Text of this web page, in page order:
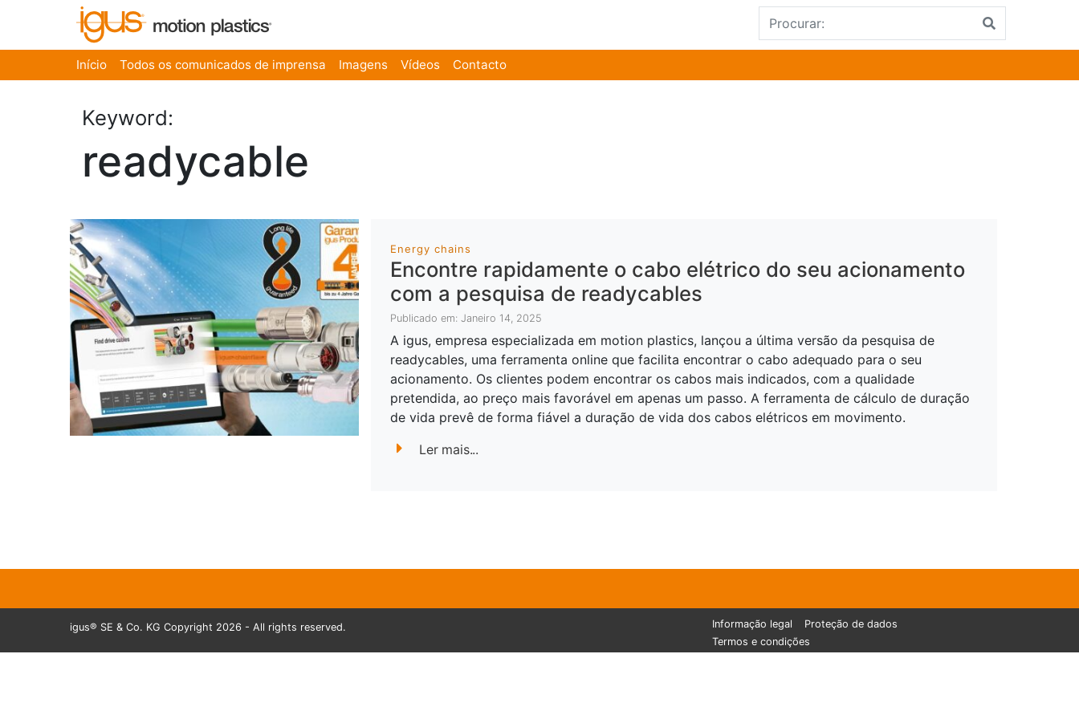
Início Todos os comunicados de imprensa Imagens Vídeos Contacto
Keyword:
readycable
Energy chains
Encontre rapidamente o cabo elétrico do seu acionamento
com a pesquisa de readycables
Publicado em: Janeiro 14, 2025
A igus, empresa especializada em motion plastics, lançou a última versão da pesquisa de
readycables, uma ferramenta online que facilita encontrar o cabo adequado para o seu
acionamento. Os clientes podem encontrar os cabos mais indicados, com a qualidade
pretendida, ao preço mais favorável em apenas um passo. A ferramenta de cálculo de duração
de vida prevê de forma fiável a duração de vida dos cabos elétricos em movimento.
Ler mais...
igus® SE & Co. KG Copyright 2026 - All rights reserved. Informação legal
Proteção de dados
Termos e condições